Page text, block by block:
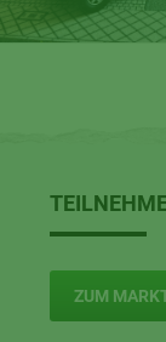
ZUM